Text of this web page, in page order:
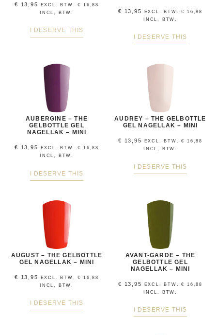
€ 13,95 EXCL. BTW.€
16,88
INCL, BTW.
I DESERVE THIS
€ 13,95 EXCL. BTW.€
16,88
INCL, BTW.
I DESERVE THIS
AUBERGINE – THE
GELBOTTLE GEL
NAGELLAK – MINI
€ 13,95 EXCL. BTW.€
16,88
INCL, BTW.
I DESERVE THIS
AUDREY – THE GELBOTTLE
GEL NAGELLAK – MINI
€ 13,95 EXCL. BTW.€
16,88
INCL, BTW.
I DESERVE THIS
AUGUST – THE GELBOTTLE
GEL NAGELLAK – MINI
€ 13,95 EXCL. BTW.€
16,88
INCL, BTW.
I DESERVE THIS
AVANT-GARDE – THE
GELBOTTLE GEL
NAGELLAK – MINI
€ 13,95 EXCL. BTW.€
16,88
INCL, BTW.
I DESERVE THIS